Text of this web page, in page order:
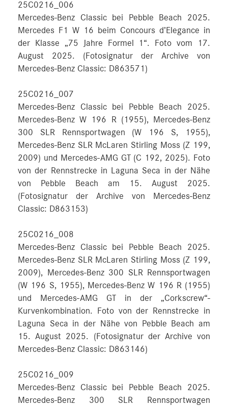
25C0216_006
Mercedes-Benz Classic bei Pebble Beach 2025.
Mercedes F1 W 16 beim Concours d’Elegance in
der Klasse „75 Jahre Formel 1“. Foto vom 17.
August 2025. (Fotosignatur der Archive von
Mercedes-Benz Classic: D863571)
25C0216_007
Mercedes-Benz Classic bei Pebble Beach 2025.
Mercedes-Benz W 196 R (1955), Mercedes-Benz
300 SLR Rennsportwagen (W 196 S, 1955),
Mercedes-Benz SLR McLaren Stirling Moss (Z 199,
2009) und Mercedes-AMG GT (C 192, 2025). Foto
von der Rennstrecke in Laguna Seca in der Nähe
von Pebble Beach am 15. August 2025.
(Fotosignatur der Archive von Mercedes-Benz
Classic: D863153)
25C0216_008
Mercedes-Benz Classic bei Pebble Beach 2025.
Mercedes-Benz SLR McLaren Stirling Moss (Z 199,
2009), Mercedes-Benz 300 SLR Rennsportwagen
(W 196 S, 1955), Mercedes-Benz W 196 R (1955)
und Mercedes-AMG GT in der „Corkscrew“-
Kurvenkombination. Foto von der Rennstrecke in
Laguna Seca in der Nähe von Pebble Beach am
15. August 2025. (Fotosignatur der Archive von
Mercedes-Benz Classic: D863146)
25C0216_009
Mercedes-Benz Classic bei Pebble Beach 2025.
Mercedes-Benz 300 SLR Rennsportwagen